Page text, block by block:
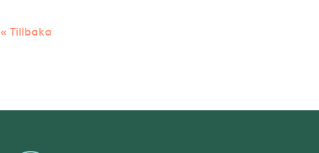
« Tillbaka